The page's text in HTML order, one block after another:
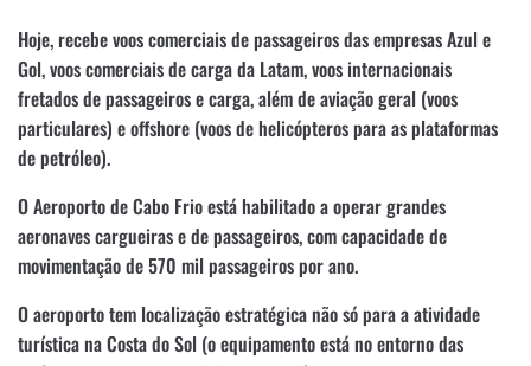
Hoje, recebe voos comerciais de passageiros das empresas Azul e
Gol, voos comerciais de carga da Latam, voos internacionais
fretados de passageiros e carga, além de aviação geral (voos
particulares) e offshore (voos de helicópteros para as plataformas
de petróleo).
O Aeroporto de Cabo Frio está habilitado a operar grandes
aeronaves cargueiras e de passageiros, com capacidade de
movimentação de 570 mil passageiros por ano.
O aeroporto tem localização estratégica não só para a atividade
turística na Costa do Sol (o equipamento está no entorno das